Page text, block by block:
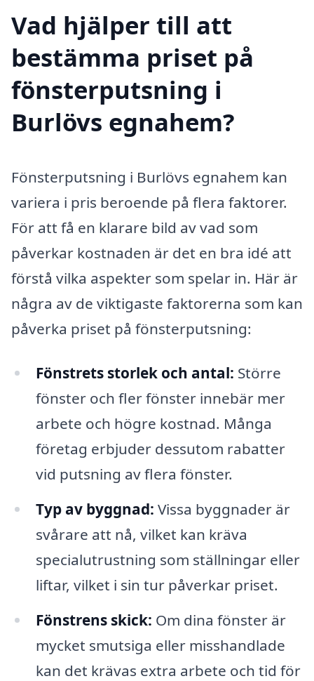
Vad hjälper till att
bestämma priset på
fönsterputsning i
Burlövs egnahem?
Fönsterputsning i Burlövs egnahem kan
variera i pris beroende på flera faktorer.
För att få en klarare bild av vad som
påverkar kostnaden är det en bra idé att
förstå vilka aspekter som spelar in. Här är
några av de viktigaste faktorerna som kan
påverka priset på fönsterputsning:
Fönstrets storlek och antal: Större
fönster och fler fönster innebär mer
arbete och högre kostnad. Många
företag erbjuder dessutom rabatter
vid putsning av flera fönster.
Typ av byggnad: Vissa byggnader är
svårare att nå, vilket kan kräva
specialutrustning som ställningar eller
liftar, vilket i sin tur påverkar priset.
Fönstrens skick: Om dina fönster är
mycket smutsiga eller misshandlade
kan det krävas extra arbete och tid för